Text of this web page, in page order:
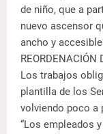
de niño, que a
nuevo ascensor
ancho y
REORDENACIÓN
Los trabajos
plantilla de los
volviendo poco a
“Los empleados